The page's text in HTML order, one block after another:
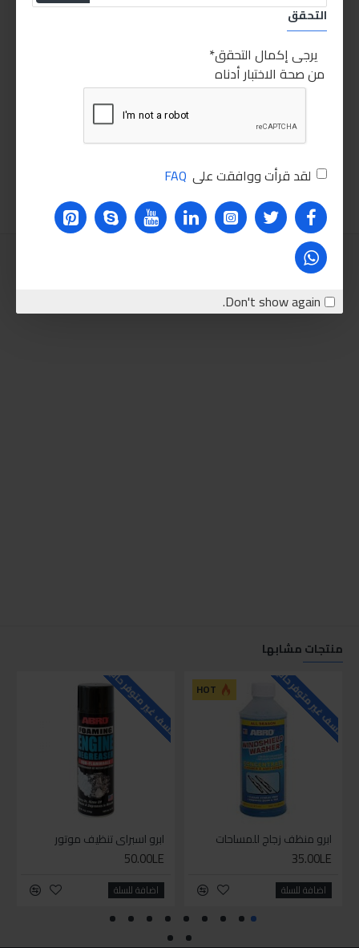
التحقق
يرجى إكمال التحقق
من صحة الاختبار أدناه
لقد قرأت ووافقت على FAQ
Don't show again.
ابرو ريدياتير فلاش
125.00LE
اضافة للسلة
ابرو مانع صدأ
40.00LE
منتجات مشابها
HOT للاسف غير متوفر حاليا
ابرو منظف زجاج للمساحات
35.00LE
اضافة للسلة
للاسف غير متوفر حاليا
ابرو اسبراي تنظيف موتور
50.00LE
اضافة للسلة